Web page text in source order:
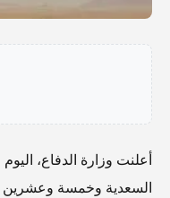
أعلنت وزارة الدفاع،
السعدية وخمسة وعشرين